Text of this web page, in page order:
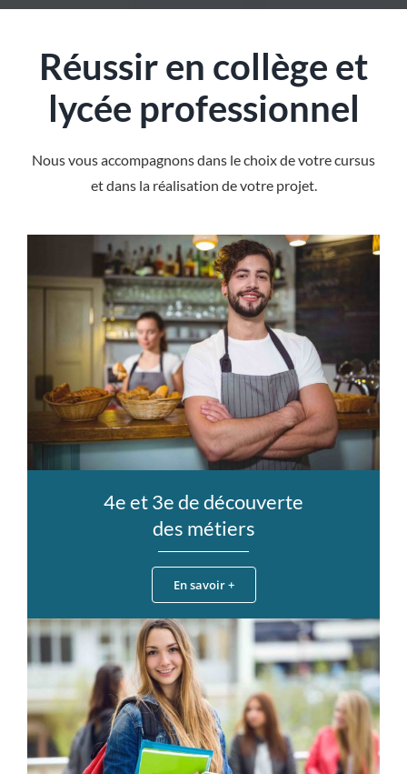
Réussir en collège et
lycée professionnel
Nous vous accompagnons dans le choix de votre cursus
et dans la réalisation de votre projet.
4e et 3e de découverte
des métiers
En savoir +